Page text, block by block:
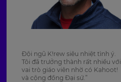
Đội ngũ K!rew siêu nhiệt tình ý.
Tôi đã trưởng thành rất nhiều với
vai trò giáo viên nhờ có Kahoot!
và cộng đồng Đại sứ.”